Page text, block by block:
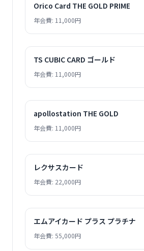
Orico Card THE GOLD PRIME
年会費: 11,000円
TS CUBIC CARD ゴールド
年会費: 11,000円
apollostation THE GOLD
年会費: 11,000円
レクサスカード
年会費: 22,000円
エムアイカード プラス プラチナ
年会費: 55,000円